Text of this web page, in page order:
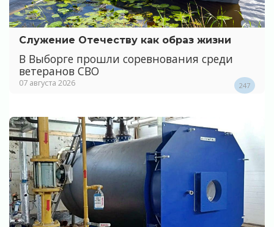
Служение Отечеству как образ жизни
В Выборге прошли соревнования среди
ветеранов СВО
07 августа 2026 247